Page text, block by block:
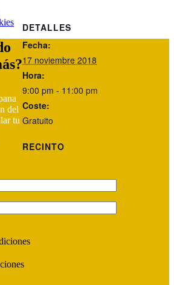
DETALLES
Fecha:
17 noviembre 2018
Hora:
9:00 pm - 11:00 pm
Coste:
Gratuito
RECINTO
del
tu